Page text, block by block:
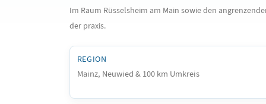
Im Raum Rüsselsheim am Main sowie den
der praxis.
REGION
Mainz, Neuwied & 100 km Umkreis